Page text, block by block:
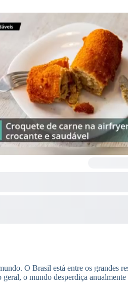
O Brasil está entre os grandes
o mundo desperdiça